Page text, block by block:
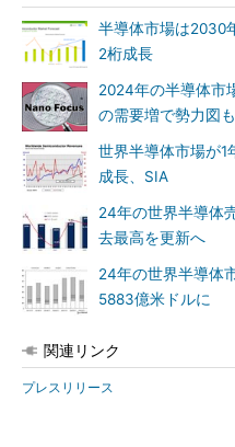
半導体市場は2030
2桁成長
2024年の半導体市
の需要増で勢力図
世界半導体市場が1
成長、SIA
24年の世界半導体
去最高を更新へ
24年の世界半導体
5883億米ドルに
関連リンク
プレスリリース